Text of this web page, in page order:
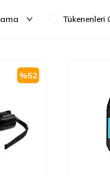
Tükenenleri
%52